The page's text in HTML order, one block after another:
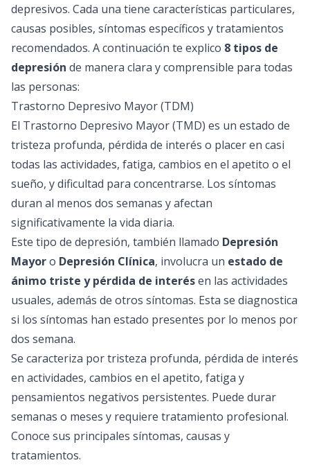
depresivos. Cada una tiene características particulares,
causas posibles, síntomas específicos y tratamientos
recomendados. A continuación te explico 8 tipos de
depresión de manera clara y comprensible para todas
las personas:
Trastorno Depresivo Mayor (TDM)
El Trastorno Depresivo Mayor (TMD) es un estado de
tristeza profunda, pérdida de interés o placer en casi
todas las actividades, fatiga, cambios en el apetito o el
sueño, y dificultad para concentrarse. Los síntomas
duran al menos dos semanas y afectan
significativamente la vida diaria.
Este tipo de depresión, también llamado Depresión
Mayoro Depresión Clínica, involucra un estado de
ánimo triste y pérdida de interésen las actividades
usuales, además de otros síntomas. Esta se diagnostica
si los síntomas han estado presentes por lo menos por
dos semana.
Se caracteriza por tristeza profunda, pérdida de interés
en actividades, cambios en el apetito, fatiga y
pensamientos negativos persistentes. Puede durar
semanas o meses y requiere tratamiento profesional.
Conoce sus principales síntomas, causas y
tratamientos.